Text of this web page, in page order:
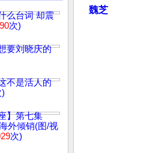
么台词 却震
次)
要刘晓庆的
不是活人的
)
】第七集
外倾销(图/视
次)
魏芝